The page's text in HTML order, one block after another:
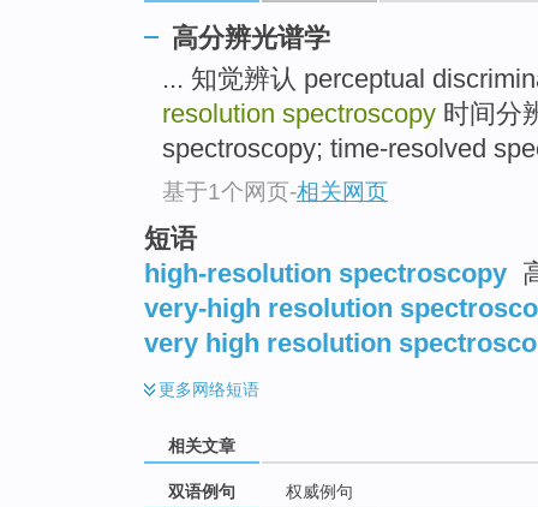
高分辨光谱学
... 知觉辨认 perceptual
resolution spectroscopy 时间分
spectroscopy; time-resolved
基于1个网页-相关网页
短语
high-resolution spectroscopy
very-high resolution
very high resolution
更多网络短语
相关文章
双语例句 权威例句